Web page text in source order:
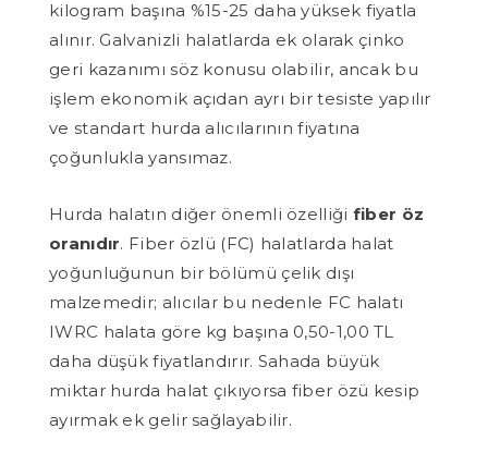
kilogram başına %15-25 daha yüksek fiyatla
alınır. Galvanizli halatlarda ek olarak çinko
geri kazanımı söz konusu olabilir, ancak bu
işlem ekonomik açıdan ayrı bir tesiste yapılır
ve standart hurda alıcılarının fiyatına
çoğunlukla yansımaz.
Hurda halatın diğer önemli özelliği fiber öz
oranıdır. Fiber özlü (FC) halatlarda halat
yoğunluğunun bir bölümü çelik dışı
malzemedir; alıcılar bu nedenle FC halatı
IWRC halata göre kg başına 0,50-1,00 TL
daha düşük fiyatlandırır. Sahada büyük
miktar hurda halat çıkıyorsa fiber özü kesip
ayırmak ek gelir sağlayabilir.